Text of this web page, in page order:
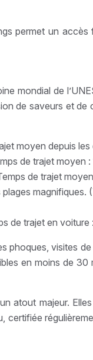
permet un
mondial de
de saveurs et de
moyen depuis les
de trajet moyen :
de trajet
magnifiques.
de trajet en voiture
phoques, visites
en moins de 30
atout majeur.
certifiée